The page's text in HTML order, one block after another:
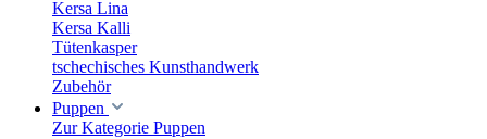
Kersa Lina
Kersa Kalli
Tütenkasper
tschechisches Kunsthandwerk
Zubehör
Puppen
Zur Kategorie Puppen